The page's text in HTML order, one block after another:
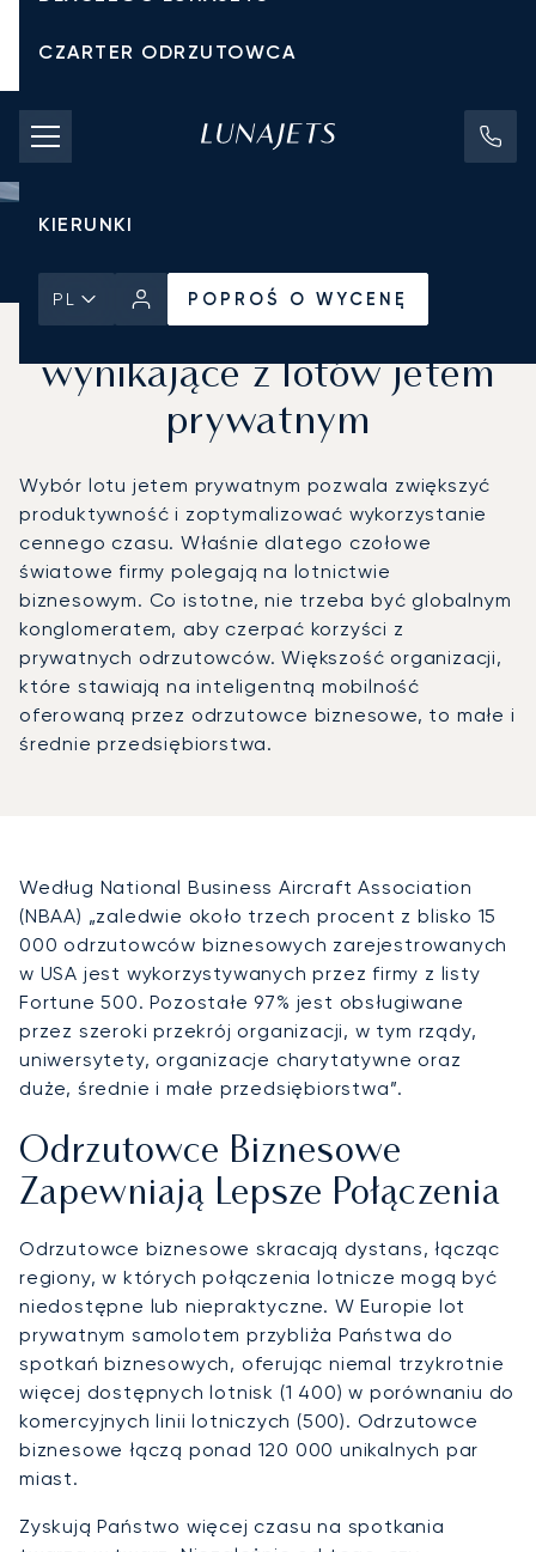
CZARTER ODRZUTOWCA
KOSZTY CZARTERU
PRYWATNE ODRZUTOWCE
KIERUNKI
PL POPROŚ O WYCENĘ
Korzyści biznesowe
wynikające z lotów jetem
prywatnym
Wybór lotu jetem prywatnym pozwala zwiększyć
produktywność i zoptymalizować wykorzystanie
cennego czasu. Właśnie dlatego czołowe
światowe firmy polegają na lotnictwie
biznesowym. Co istotne, nie trzeba być globalnym
konglomeratem, aby czerpać korzyści z
prywatnych odrzutowców. Większość organizacji,
które stawiają na inteligentną mobilność
oferowaną przez odrzutowce biznesowe, to małe i
średnie przedsiębiorstwa.
Według National Business Aircraft Association
(NBAA) „zaledwie około trzech procent z blisko 15
000 odrzutowców biznesowych zarejestrowanych
w USA jest wykorzystywanych przez firmy z listy
Fortune 500. Pozostałe 97% jest obsługiwane
przez szeroki przekrój organizacji, w tym rządy,
uniwersytety, organizacje charytatywne oraz
duże, średnie i małe przedsiębiorstwa”.
Odrzutowce Biznesowe
Zapewniają Lepsze Połączenia
Odrzutowce biznesowe skracają dystans, łącząc
regiony, w których połączenia lotnicze mogą być
niedostępne lub niepraktyczne. W Europie lot
prywatnym samolotem przybliża Państwa do
spotkań biznesowych, oferując niemal trzykrotnie
więcej dostępnych lotnisk (1 400) w porównaniu do
komercyjnych linii lotniczych (500). Odrzutowce
biznesowe łączą ponad 120 000 unikalnych par
miast.
Zyskują Państwo więcej czasu na spotkania